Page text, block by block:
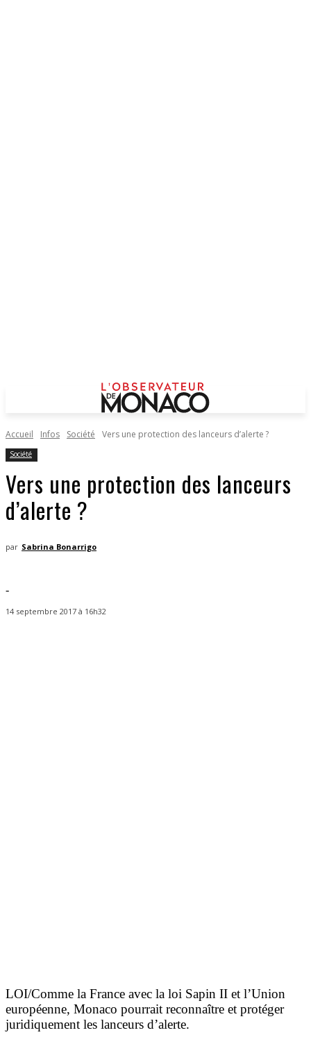
Accueil Infos Société Vers une protection des lanceurs d’alerte ?
Société
Vers une protection des lanceurs
d’alerte ?
par Sabrina Bonarrigo
-
14 septembre 2017 à 16h32
LOI/Comme la France avec la loi Sapin II et l’Union
européenne, Monaco pourrait reconnaître et protéger
juridiquement les lanceurs d’alerte.